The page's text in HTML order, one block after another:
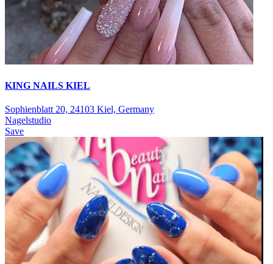
KING NAILS KIEL
Sophienblatt 20, 24103 Kiel, Germany
Nagelstudio
Save